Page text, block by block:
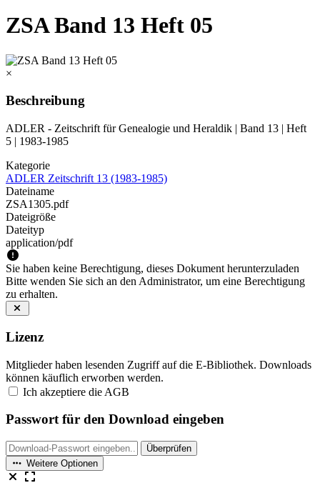
ZSA Band 13 Heft 05
×
Beschreibung
ADLER - Zeitschrift für Genealogie und Heraldik | Band 13 | Heft
5 | 1983-1985
Kategorie
ADLER Zeitschrift 13 (1983-1985)
Dateiname
ZSA1305.pdf
Dateigröße
Dateityp
application/pdf
Sie haben keine Berechtigung, dieses Dokument herunterzuladen
Bitte wenden Sie sich an den Administrator, um eine Berechtigung
zu erhalten.
Lizenz
Mitglieder haben lesenden Zugriff auf die E-Bibliothek. Downloads
können käuflich erworben werden.
Ich akzeptiere die AGB
Passwort für den Download eingeben
Überprüfen
Weitere Optionen